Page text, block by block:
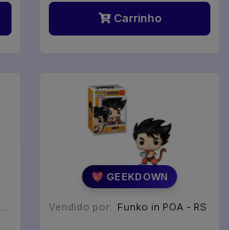
Carrinho
💖 GEEKDOWN
Vendido por: Funko in POA - RS